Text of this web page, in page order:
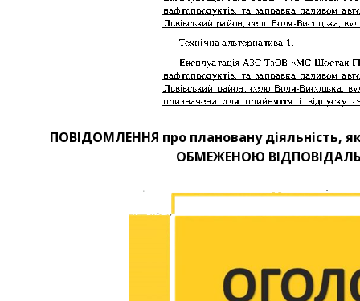
ПОВІДОМЛЕННЯ про плановану діяльність,
ОБМЕЖЕНОЮ